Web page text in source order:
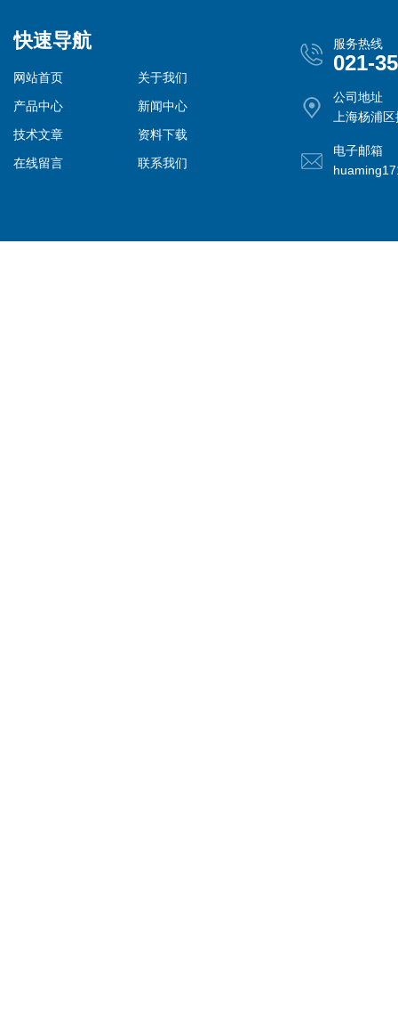
快速导航
网站首页
关于我们
产品中心
新闻中心
技术文章
资料下载
在线留言
联系我们
服务热线
021-
公司地址
上海杨浦
电子邮箱